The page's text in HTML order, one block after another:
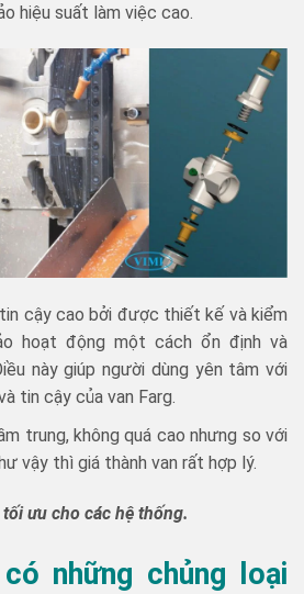
hiệu suất làm việc cao.
cậy cao bởi được thiết kế và kiểm
hoạt động một cách ổn định và
này giúp người dùng yên tâm với
tin cậy của van Farg.
trung, không quá cao nhưng so với
vậy thì giá thành van rất hợp lý.
tối ưu cho các hệ thống.
những chủng loại